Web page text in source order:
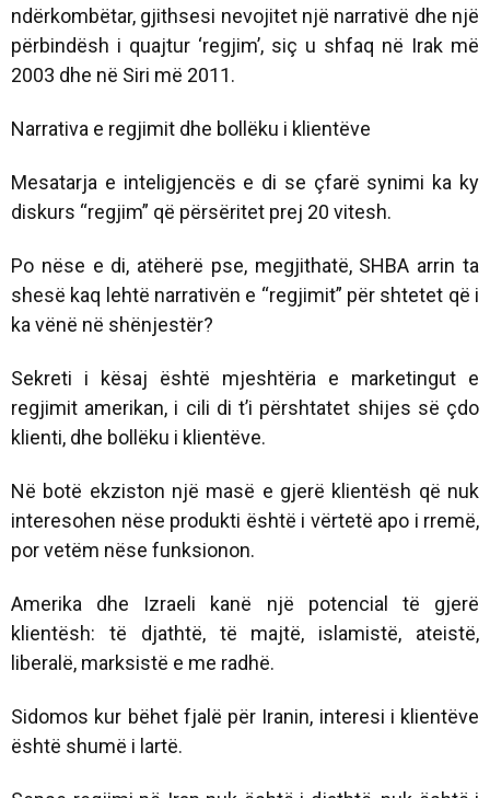
ndërkombëtar, gjithsesi nevojitet një narrativë dhe një
përbindësh i quajtur ‘regjim’, siç u shfaq në Irak më
2003 dhe në Siri më 2011.
Narrativa e regjimit dhe bollëku i klientëve
Mesatarja e inteligjencës e di se çfarë synimi ka ky
diskurs “regjim” që përsëritet prej 20 vitesh.
Po nëse e di, atëherë pse, megjithatë, SHBA arrin ta
shesë kaq lehtë narrativën e “regjimit” për shtetet që i
ka vënë në shënjestër?
Sekreti i kësaj është mjeshtëria e marketingut e
regjimit amerikan, i cili di t’i përshtatet shijes së çdo
klienti, dhe bollëku i klientëve.
Në botë ekziston një masë e gjerë klientësh që nuk
interesohen nëse produkti është i vërtetë apo i rremë,
por vetëm nëse funksionon.
Amerika dhe Izraeli kanë një potencial të gjerë
klientësh: të djathtë, të majtë, islamistë, ateistë,
liberalë, marksistë e me radhë.
Sidomos kur bëhet fjalë për Iranin, interesi i klientëve
është shumë i lartë.